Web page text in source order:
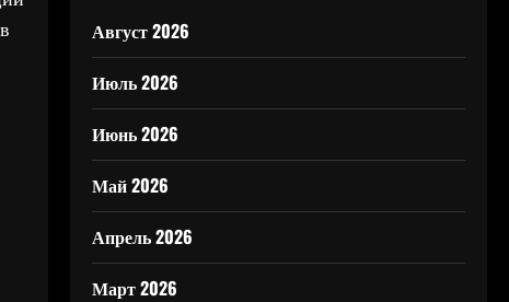
Август 2026
Июль 2026
Июнь 2026
Май 2026
Апрель 2026
Март 2026